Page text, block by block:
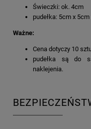
Świeczki: ok. 4cm
pudełka: 5cm x
Ważne:
Cena dotyczy 10
pudełka są do
naklejenia.